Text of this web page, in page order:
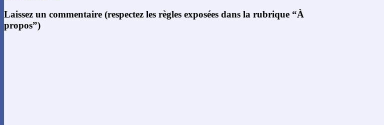
Laissez un commentaire (respectez les règles exposées dans la rubrique “À
propos”)